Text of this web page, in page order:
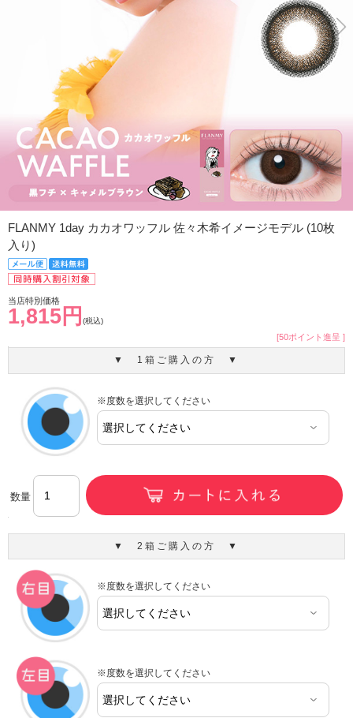
FLANMY 1day カカオワッフル 佐々木希イメージモデル (10枚
入り)
当店特別価格
1,815円 (税込)
[50ポイント進呈 ]
▼ 1箱ご購入の方 ▼
※度数を選択してください
数量
▼ 2箱ご購入の方 ▼
※度数を選択してください
※度数を選択してください